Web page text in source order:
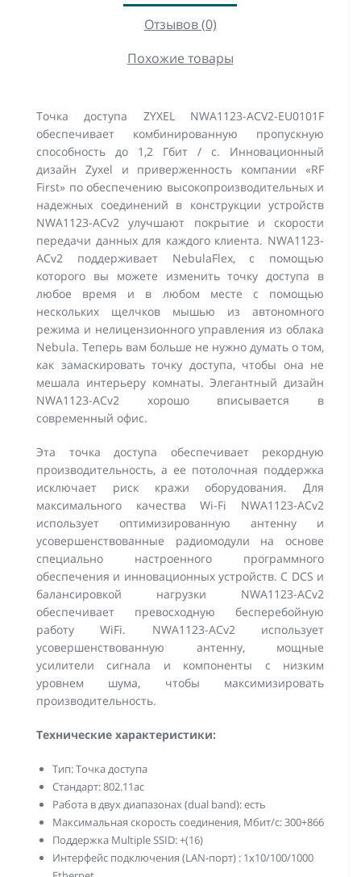
Отзывов (0)
Похожие товары
Точка доступа ZYXEL NWA1123-ACV2-EU0101F
обеспечивает комбинированную пропускную
способность до 1,2 Гбит / с. Инновационный
дизайн Zyxel и приверженность компании «RF
First» по обеспечению высокопроизводительных и
надежных соединений в конструкции устройств
NWA1123-ACv2 улучшают покрытие и скорости
передачи данных для каждого клиента. NWA1123-
ACv2 поддерживает NebulaFlex, с помощью
которого вы можете изменить точку доступа в
любое время и в любом месте с помощью
нескольких щелчков мышью из автономного
режима и нелицензионного управления из облака
Nebula. Теперь вам больше не нужно думать о том,
как замаскировать точку доступа, чтобы она не
мешала интерьеру комнаты. Элегантный дизайн
NWA1123-ACv2 хорошо вписывается в
современный офис.
Эта точка доступа обеспечивает рекордную
производительность, а ее потолочная поддержка
исключает риск кражи оборудования. Для
максимального качества Wi-Fi NWA1123-ACv2
использует оптимизированную антенну и
усовершенствованные радиомодули на основе
специально настроенного программного
обеспечения и инновационных устройств. С DCS и
балансировкой нагрузки NWA1123-ACv2
обеспечивает превосходную бесперебойную
работу WiFi. NWA1123-ACv2 использует
усовершенствованную антенну, мощные
усилители сигнала и компоненты с низким
уровнем шума, чтобы максимизировать
производительность.
Технические характеристики:
Тип: Точка доступа
Стандарт: 802.11ac
Работа в двух диапазонах (dual band): есть
Максимальная скорость соединения, Мбит/с: 300+866
Поддержка Multiple SSID: +(16)
Интерфейс подключения (LAN-порт) : 1x10/100/1000